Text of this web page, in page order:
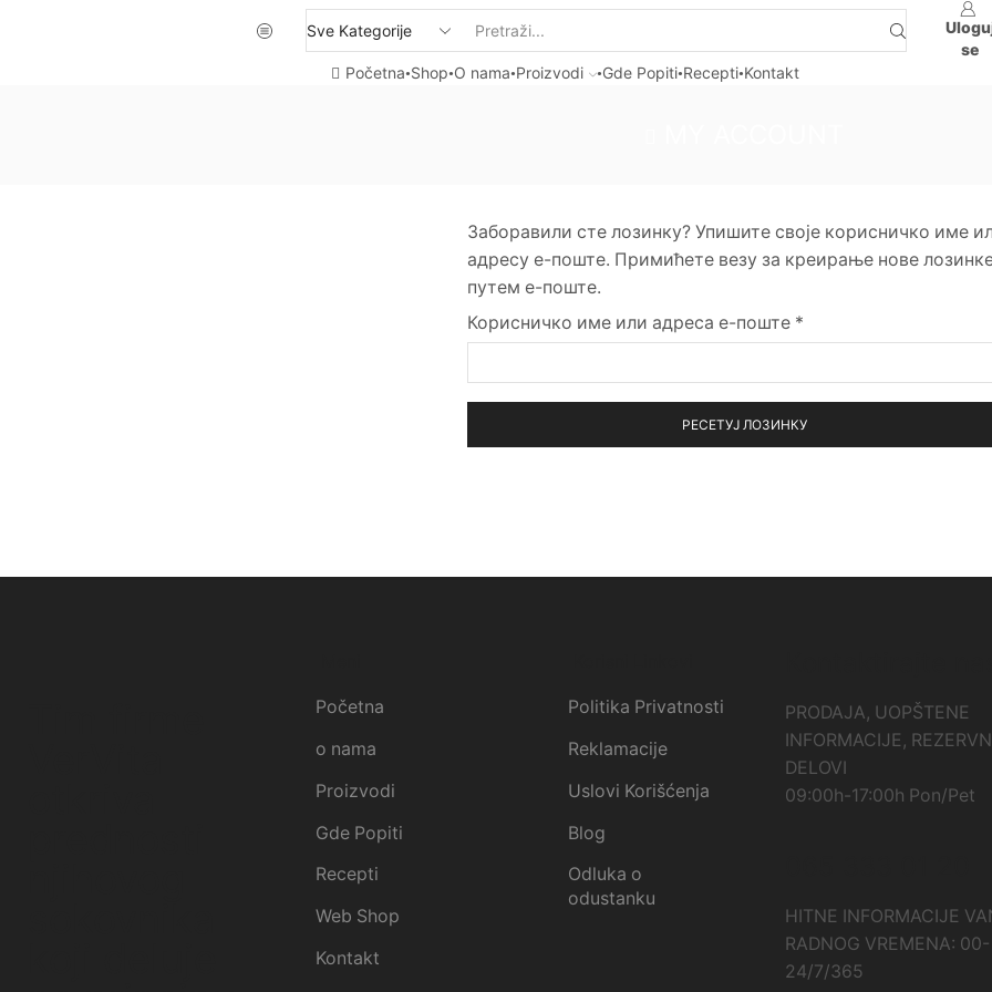
se
Početna Shop O nama Proizvodi Gde Popiti Recepti Kontakt
Заборавили сте лозинку? Упишите своје корисничко име
адресу е-поште. Примићете везу за креирање нове
путем е-поште.
Корисничко име или адреса е-поште *
РЕСЕТУЈ ЛОЗИНКУ
Početna
o nama
Proizvodi
Gde Popiti
Recepti
Web Shop
Kontakt
Politika Privatnosti
Reklamacije
Uslovi Korišćenja
Blog
Odluka o
odustanku
PRODAJA, UOPŠTENE
INFORMACIJE,
DELOVI
09:00h-17:00h Pon/Pet
HITNE INFORMACIJE
RADNOG VREMENA: 00-
24/7/365